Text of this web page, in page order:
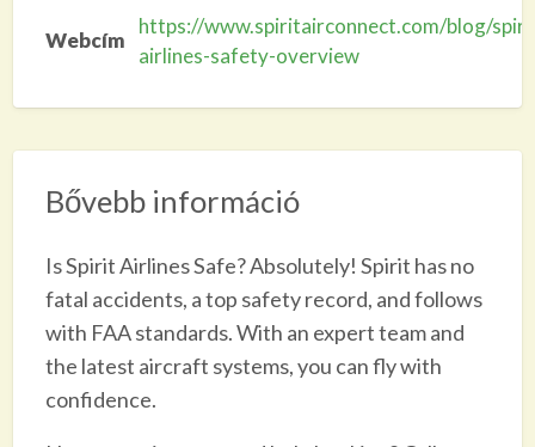
Webcím
https://www.spiritairconnect.com/blog/
airlines-safety-overview
Bővebb információ
Is Spirit Airlines Safe? Absolutely! Spirit has no
fatal accidents, a top safety record, and follows
with FAA standards. With an expert team and
the latest aircraft systems, you can fly with
confidence.